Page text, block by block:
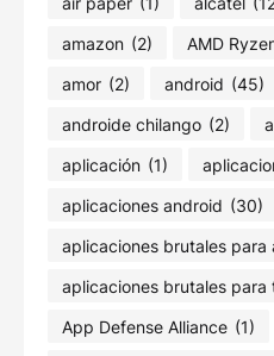
amazon (2) AMD
amor (2) android (45)
androide chilango (2)
aplicación (1)
aplicaciones android (30)
aplicaciones brutales para
aplicaciones brutales para
App Defense Alliance (1)